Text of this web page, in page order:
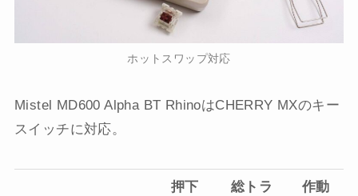
ホットスワップ対応
Mistel MD600 Alpha BT RhinoはCHERRY MXのキー
スイッチに対応。
押下
総トラ
作動